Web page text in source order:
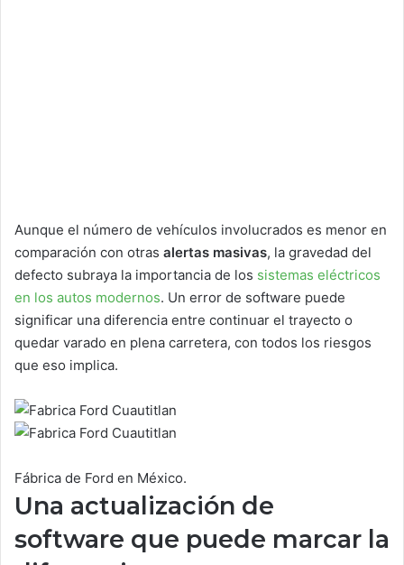
Aunque el número de vehículos involucrados es menor en
comparación con otras alertas masivas, la gravedad del
defecto subraya la importancia de los sistemas eléctricos
en los autos modernos. Un error de software puede
significar una diferencia entre continuar el trayecto o
quedar varado en plena carretera, con todos los riesgos
que eso implica.
Fábrica de Ford en México.
Una actualización de
software que puede marcar la